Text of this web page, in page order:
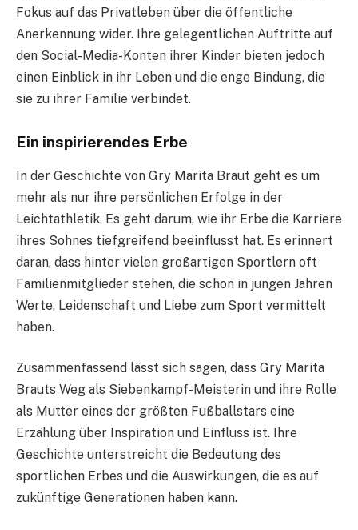
Fokus auf das Privatleben über die öffentliche
Anerkennung wider. Ihre gelegentlichen Auftritte auf
den Social-Media-Konten ihrer Kinder bieten jedoch
einen Einblick in ihr Leben und die enge Bindung, die
sie zu ihrer Familie verbindet.
Ein inspirierendes Erbe
In der Geschichte von Gry Marita Braut geht es um
mehr als nur ihre persönlichen Erfolge in der
Leichtathletik. Es geht darum, wie ihr Erbe die Karriere
ihres Sohnes tiefgreifend beeinflusst hat. Es erinnert
daran, dass hinter vielen großartigen Sportlern oft
Familienmitglieder stehen, die schon in jungen Jahren
Werte, Leidenschaft und Liebe zum Sport vermittelt
haben.
Zusammenfassend lässt sich sagen, dass Gry Marita
Brauts Weg als Siebenkampf-Meisterin und ihre Rolle
als Mutter eines der größten Fußballstars eine
Erzählung über Inspiration und Einfluss ist. Ihre
Geschichte unterstreicht die Bedeutung des
sportlichen Erbes und die Auswirkungen, die es auf
zukünftige Generationen haben kann.